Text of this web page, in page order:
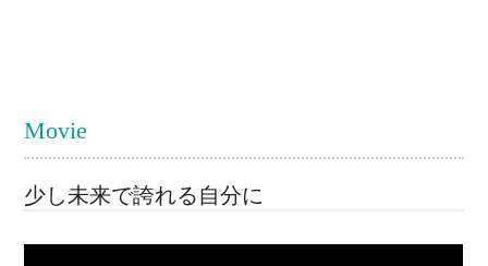
Movie
少し未来で誇れる自分に